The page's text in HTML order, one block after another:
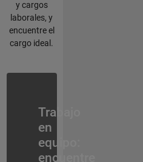
y cargos
laborales, y
encuentre el
cargo ideal.
Trabajo
en
equipo:
encuentre